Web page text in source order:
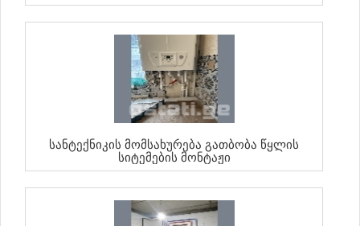
Სანტექნიკის Მომსახურება Გათბობა Წყლის
Სიტემების Მონტაჟი